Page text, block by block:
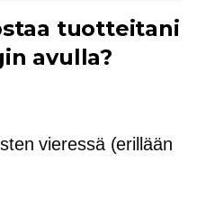
tuotteitani
avulla?
vieressä (erillään